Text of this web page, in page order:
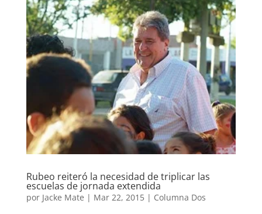
Rubeo reiteró la necesidad de triplicar las
escuelas de jornada extendida
por Jacke Mate | Mar 22, 2015| Columna Dos